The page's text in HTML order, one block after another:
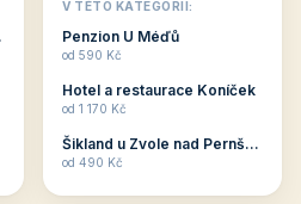
cenově dostupné
ubytování v ČR. Budete
c...
V TÉTO KATEGORII:
Penzion U Méďů
od 590 Kč
Hotel a restaurace Koníček
od 1 170 Kč
Šikland u Zvole nad Pernštejnem
od 490 Kč
🧓